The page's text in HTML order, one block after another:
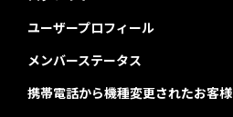
ユーザープロフィール
メンバーステータス
携帯電話から機種変更されたお客様